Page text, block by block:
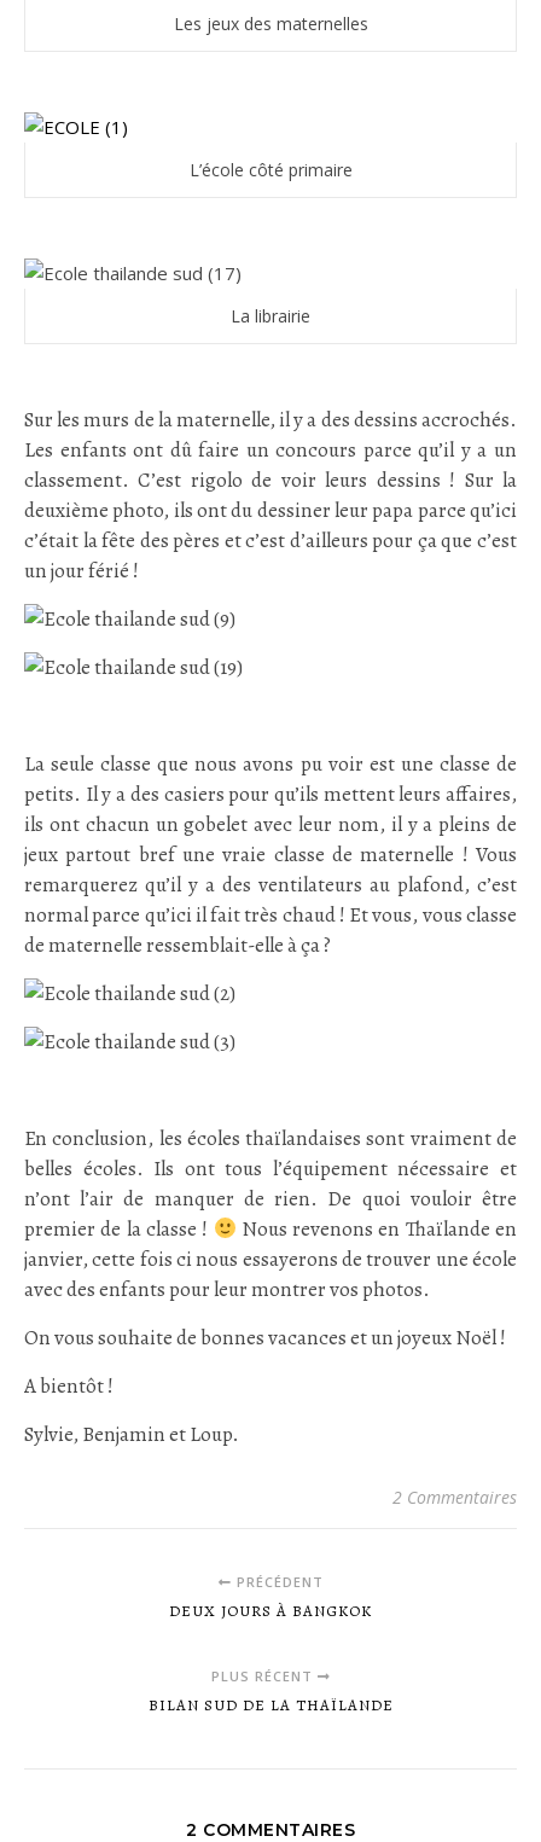
Les jeux des maternelles
L’école côté primaire
La librairie
Sur les murs de la maternelle, il y a des dessins accrochés.
Les enfants ont dû faire un concours parce qu’il y a un
classement. C’est rigolo de voir leurs dessins ! Sur la
deuxième photo, ils ont du dessiner leur papa parce qu’ici
c’était la fête des pères et c’est d’ailleurs pour ça que c’est
un jour férié !
La seule classe que nous avons pu voir est une classe de
petits. Il y a des casiers pour qu’ils mettent leurs affaires,
ils ont chacun un gobelet avec leur nom, il y a pleins de
jeux partout bref une vraie classe de maternelle ! Vous
remarquerez qu’il y a des ventilateurs au plafond, c’est
normal parce qu’ici il fait très chaud ! Et vous, vous classe
de maternelle ressemblait-elle à ça ?
En conclusion, les écoles thaïlandaises sont vraiment de
belles écoles. Ils ont tous l’équipement nécessaire et
n’ont l’air de manquer de rien. De quoi vouloir être
premier de la classe !
Nous revenons en Thaïlande en
janvier, cette fois ci nous essayerons de trouver une école
avec des enfants pour leur montrer vos photos.
On vous souhaite de bonnes vacances et un joyeux Noël !
A bientôt !
Sylvie, Benjamin et Loup.
2 Commentaires
PRÉCÉDENT
DEUX JOURS À BANGKOK
PLUS RÉCENT
BILAN SUD DE LA THAÏLANDE
2 COMMENTAIRES